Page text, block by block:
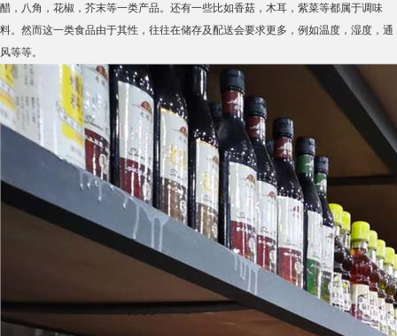
醋，八角，花椒，芥末等一类产品。还有一些比如香菇，木耳，紫菜等都属于调味
料。然而这一类食品由于其性，往往在储存及配送会要求更多，例如温度，湿度，通
风等等。